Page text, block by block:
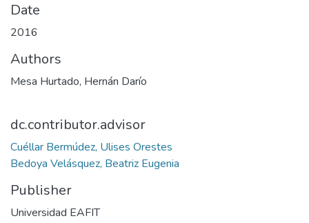
Date
2016
Authors
Mesa Hurtado, Hernán Darío
dc.contributor.advisor
Cuéllar Bermúdez, Ulises Orestes
Bedoya Velásquez, Beatriz Eugenia
Publisher
Universidad EAFIT